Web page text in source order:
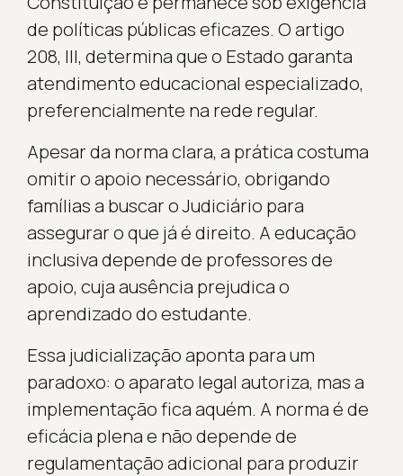
de políticas públicas eficazes. O artigo
208, III, determina que o Estado garanta
atendimento educacional especializado,
preferencialmente na rede regular.
Apesar da norma clara, a prática costuma
omitir o apoio necessário, obrigando
famílias a buscar o Judiciário para
assegurar o que já é direito. A educação
inclusiva depende de professores de
apoio, cuja ausência prejudica o
aprendizado do estudante.
Essa judicialização aponta para um
paradoxo: o aparato legal autoriza, mas a
implementação fica aquém. A norma é de
eficácia plena e não depende de
regulamentação adicional para produzir